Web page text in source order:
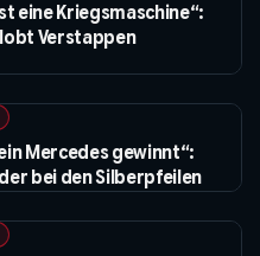
eine Kriegsmaschine“:
Verstappen
Mercedes gewinnt“:
bei den Silberpfeilen